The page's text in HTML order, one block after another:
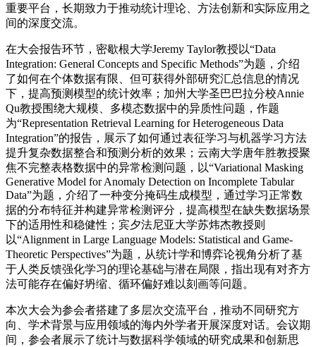
重要平台，长期致力于推动统计理论、方法创新和实际应用之
间的深度交流。
在大会报告环节，密歇根大学Jeremy Taylor教授以“Data
Integration: General Concepts and Specific Methods”为题，介绍
了如何在个体数据有限、但可获得外部研究汇总信息的情况
下，提高预测模型的统计效率；加州大学圣巴巴拉分校Annie
Qu教授围绕大规模、多模态数据中的异质性问题，作题
为“Representation Retrieval Learning for Heterogeneous Data
Integration”的报告，展示了如何通过表征学习与机器学习方法
提升复杂数据整合和预测分析的效果；云南大学唐年胜教授聚
焦不完整表格数据中的异常检测问题，以“Variational Masking
Generative Model for Anomaly Detection on Incomplete Tabular
Data”为题，介绍了一种变分掩码生成模型，通过学习正常数
据的分布特征并构建异常检测评分，提高模型在缺失数据场景
下的适用性和稳健性；宾夕法尼亚大学苏炜杰教授则
以“Alignment in Large Language Models: Statistical and Game-
Theoretic Perspectives”为题，从统计学和博弈论视角分析了基
于人类反馈强化学习的理论基础与潜在局限，指出现有对齐方
法可能存在偏好坍缩、循环偏好难以刻画等问题。
本次大会为参会者搭建了多层次交流平台，推动不同研究方
向、学术背景与应用领域的海内外学者开展深度对话。会议期
间，参会者展示了统计与数据科学领域的研究成果和创新思